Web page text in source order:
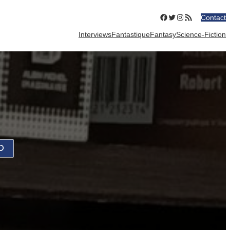
Facebook
Twitter
Instagram
Flux RSSContact
InterviewsFantastiqueFantasyScience-Fiction